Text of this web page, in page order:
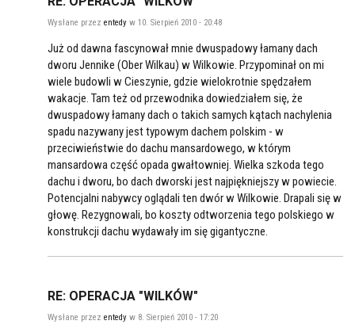
Wysłane przez entedy w 10. Sierpień 2010 - 20:48
Już od dawna fascynował mnie dwuspadowy łamany dach
dworu Jennike (Ober Wilkau) w Wilkowie. Przypominał on mi
wiele budowli w Cieszynie, gdzie wielokrotnie spędzałem
wakacje. Tam też od przewodnika dowiedziałem się, że
dwuspadowy łamany dach o takich samych kątach nachylenia
spadu nazywany jest typowym dachem polskim - w
przeciwieństwie do dachu mansardowego, w którym
mansardowa część opada gwałtowniej. Wielka szkoda tego
dachu i dworu, bo dach dworski jest najpiękniejszy w powiecie.
Potencjalni nabywcy oglądali ten dwór w Wilkowie. Drapali się w
głowę. Rezygnowali, bo koszty odtworzenia tego polskiego w
konstrukcji dachu wydawały im się gigantyczne.
RE: OPERACJA "WILKÓW"
Wysłane przez entedy w 8. Sierpień 2010 - 17:20